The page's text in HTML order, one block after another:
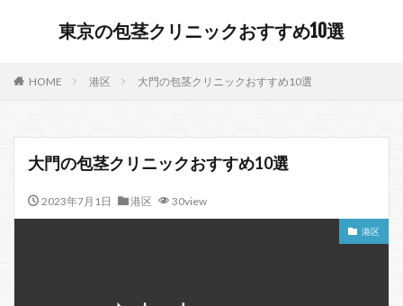
東京の包茎クリニックおすすめ10選
HOME 港区 大門の包茎クリニックおすすめ10選
大門の包茎クリニックおすすめ10選
2023年7月1日 港区 30view
港区